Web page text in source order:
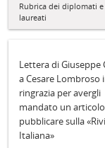
Rubrica dei diplomati e
laureati
Lettera di Giuseppe
a Cesare Lombroso
ringrazia per avergli
mandato un
pubblicare sulla
Italiana»